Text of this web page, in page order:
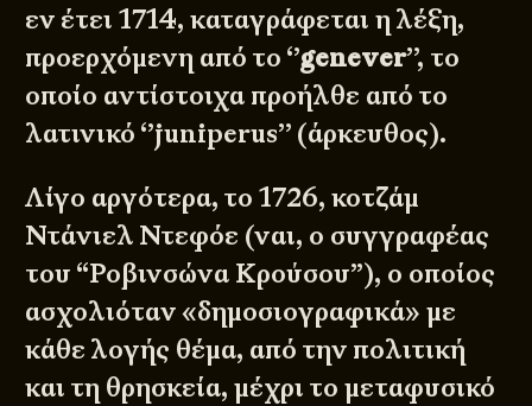
εν έτει 1714, καταγράφεται η λέξη,
προερχόμενη από το ‘’genever’’, το
οποίο αντίστοιχα προήλθε από το
λατινικό ‘’juniperus’’ (άρκευθος).
Λίγο αργότερα, το 1726, κοτζάμ
Ντάνιελ Ντεφόε (ναι, ο συγγραφέας
του “Ροβινσώνα Κρούσου”), ο οποίος
ασχολιόταν «δημοσιογραφικά» με
κάθε λογής θέμα, από την πολιτική
και τη θρησκεία, μέχρι το μεταφυσικό
BITTERBOOZE